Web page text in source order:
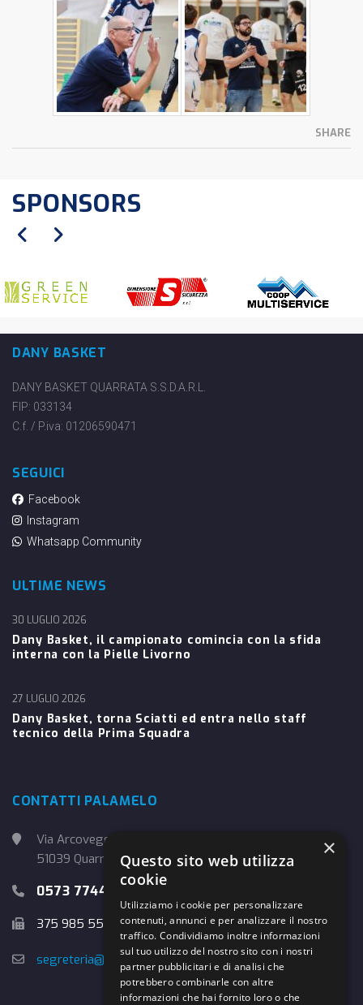
SHARE
SPONSORS
DANY BASKET
DANY BASKET QUARRATA S.S.D.A.R.L.
FIP: 033134
C.f. / P.iva: 01206590471
SEGUICI
Facebook
Instagram
Whatsapp Community
ULTIME NEWS
Dany Basket, il campionato comincia con la sfida
interna con la Pielle Livorno
30 LUGLIO 2026
Dany Basket, torna Sciatti ed entra nello staff
tecnico della Prima Squadra
27 LUGLIO 2026
CONTATTI PALAMELO
Via Arcoveggio, 4
51039 Quarrata (PT)
0573 774457
375 985 5526
segreteria@danybasket.it
×
Questo sito web utilizza
cookie
Utilizziamo i cookie per personalizzare
contenuti, annunci e per analizzare il nostro
traffico. Condividiamo inoltre informazioni
sul tuo utilizzo del nostro sito con i nostri
partner pubblicitari e di analisi che
potrebbero combinarle con altre
informazioni che hai fornito loro o che